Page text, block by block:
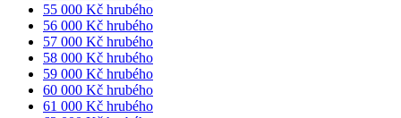
55 000 Kč hrubého
56 000 Kč hrubého
57 000 Kč hrubého
58 000 Kč hrubého
59 000 Kč hrubého
60 000 Kč hrubého
61 000 Kč hrubého